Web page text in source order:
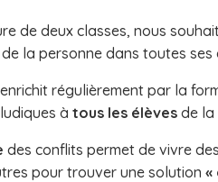
de deux classes, nous
la personne dans toutes ses
régulièrement par la
à tous les élèves de la
des conflits permet de vivre
pour trouver une solution «